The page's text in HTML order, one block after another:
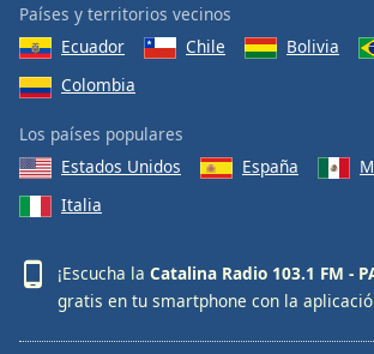
Países y territorios vecinos
Ecuador
Chile Bolivia
Colombia
Los países populares
Estados Unidos
España
Italia
¡Escucha la Catalina Radio 103.1 FM -
gratis en tu smartphone con la